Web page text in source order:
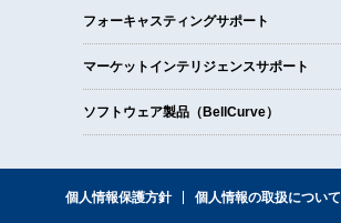
フォーキャスティングサポート
マーケットインテリジェンスサポート
ソフトウェア製品（BellCurve）
個人情報保護方針 個人情報の取扱について